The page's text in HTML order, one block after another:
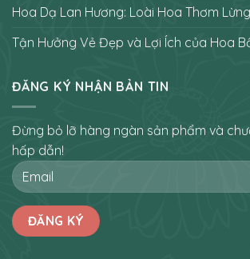
Hoa Dạ Lan Hương: Loài Hoa Thơm Lừng
Tận Hưởng Vẻ Đẹp và Lợi Ích của Hoa
ĐĂNG KÝ NHẬN BẢN TIN
Đừng bỏ lỡ hàng ngàn sản phẩm và
hấp dẫn!